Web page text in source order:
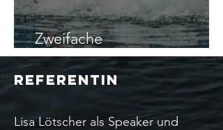
Zweifache
Schweizermeisterin
Lisa Lötscher als Speaker und
Referentin